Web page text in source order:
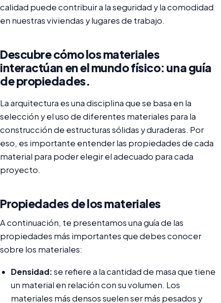
calidad puede contribuir a la seguridad y la comodidad
en nuestras viviendas y lugares de trabajo.
Descubre cómo los materiales
interactúan en el mundo físico: una guía
de propiedades.
La arquitectura es una disciplina que se basa en la
selección y el uso de diferentes materiales para la
construcción de estructuras sólidas y duraderas. Por
eso, es importante entender las propiedades de cada
material para poder elegir el adecuado para cada
proyecto.
Propiedades de los materiales
A continuación, te presentamos una guía de las
propiedades más importantes que debes conocer
sobre los materiales:
Densidad:se refiere a la cantidad de masa que tiene
un material en relación con su volumen. Los
materiales más densos suelen ser más pesados y